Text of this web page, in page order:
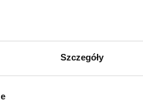
Szczegóły
Time Trend
Salony
Noble Place